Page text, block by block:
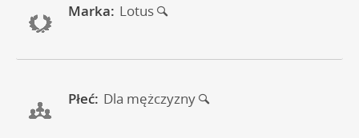
Marka: Lotus
Płeć: Dla mężczyzny